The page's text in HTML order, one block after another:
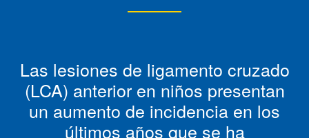
Las lesiones de ligamento cruzado
(LCA) anterior en niños presentan
un aumento de incidencia en los
últimos años que se ha